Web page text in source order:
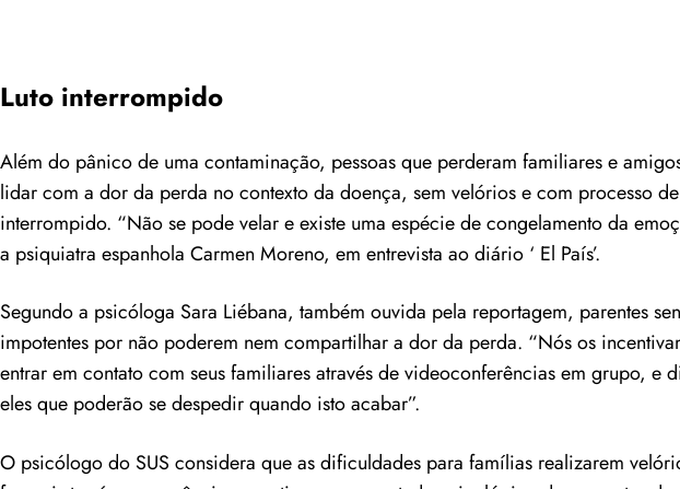
Luto interrompido
Além do pânico de uma contaminação, pessoas que perderam familiares e
lidar com a dor da perda no contexto da doença, sem velórios e com processo
interrompido. “Não se pode velar e existe uma espécie de congelamento da
a psiquiatra espanhola Carmen Moreno, em entrevista ao diário ‘ El País’.
Segundo a psicóloga Sara Liébana, também ouvida pela reportagem, parentes
impotentes por não poderem nem compartilhar a dor da perda. “Nós os
entrar em contato com seus familiares através de videoconferências em grupo, e
eles que poderão se despedir quando isto acabar”.
O psicólogo do SUS considera que as dificuldades para famílias realizarem